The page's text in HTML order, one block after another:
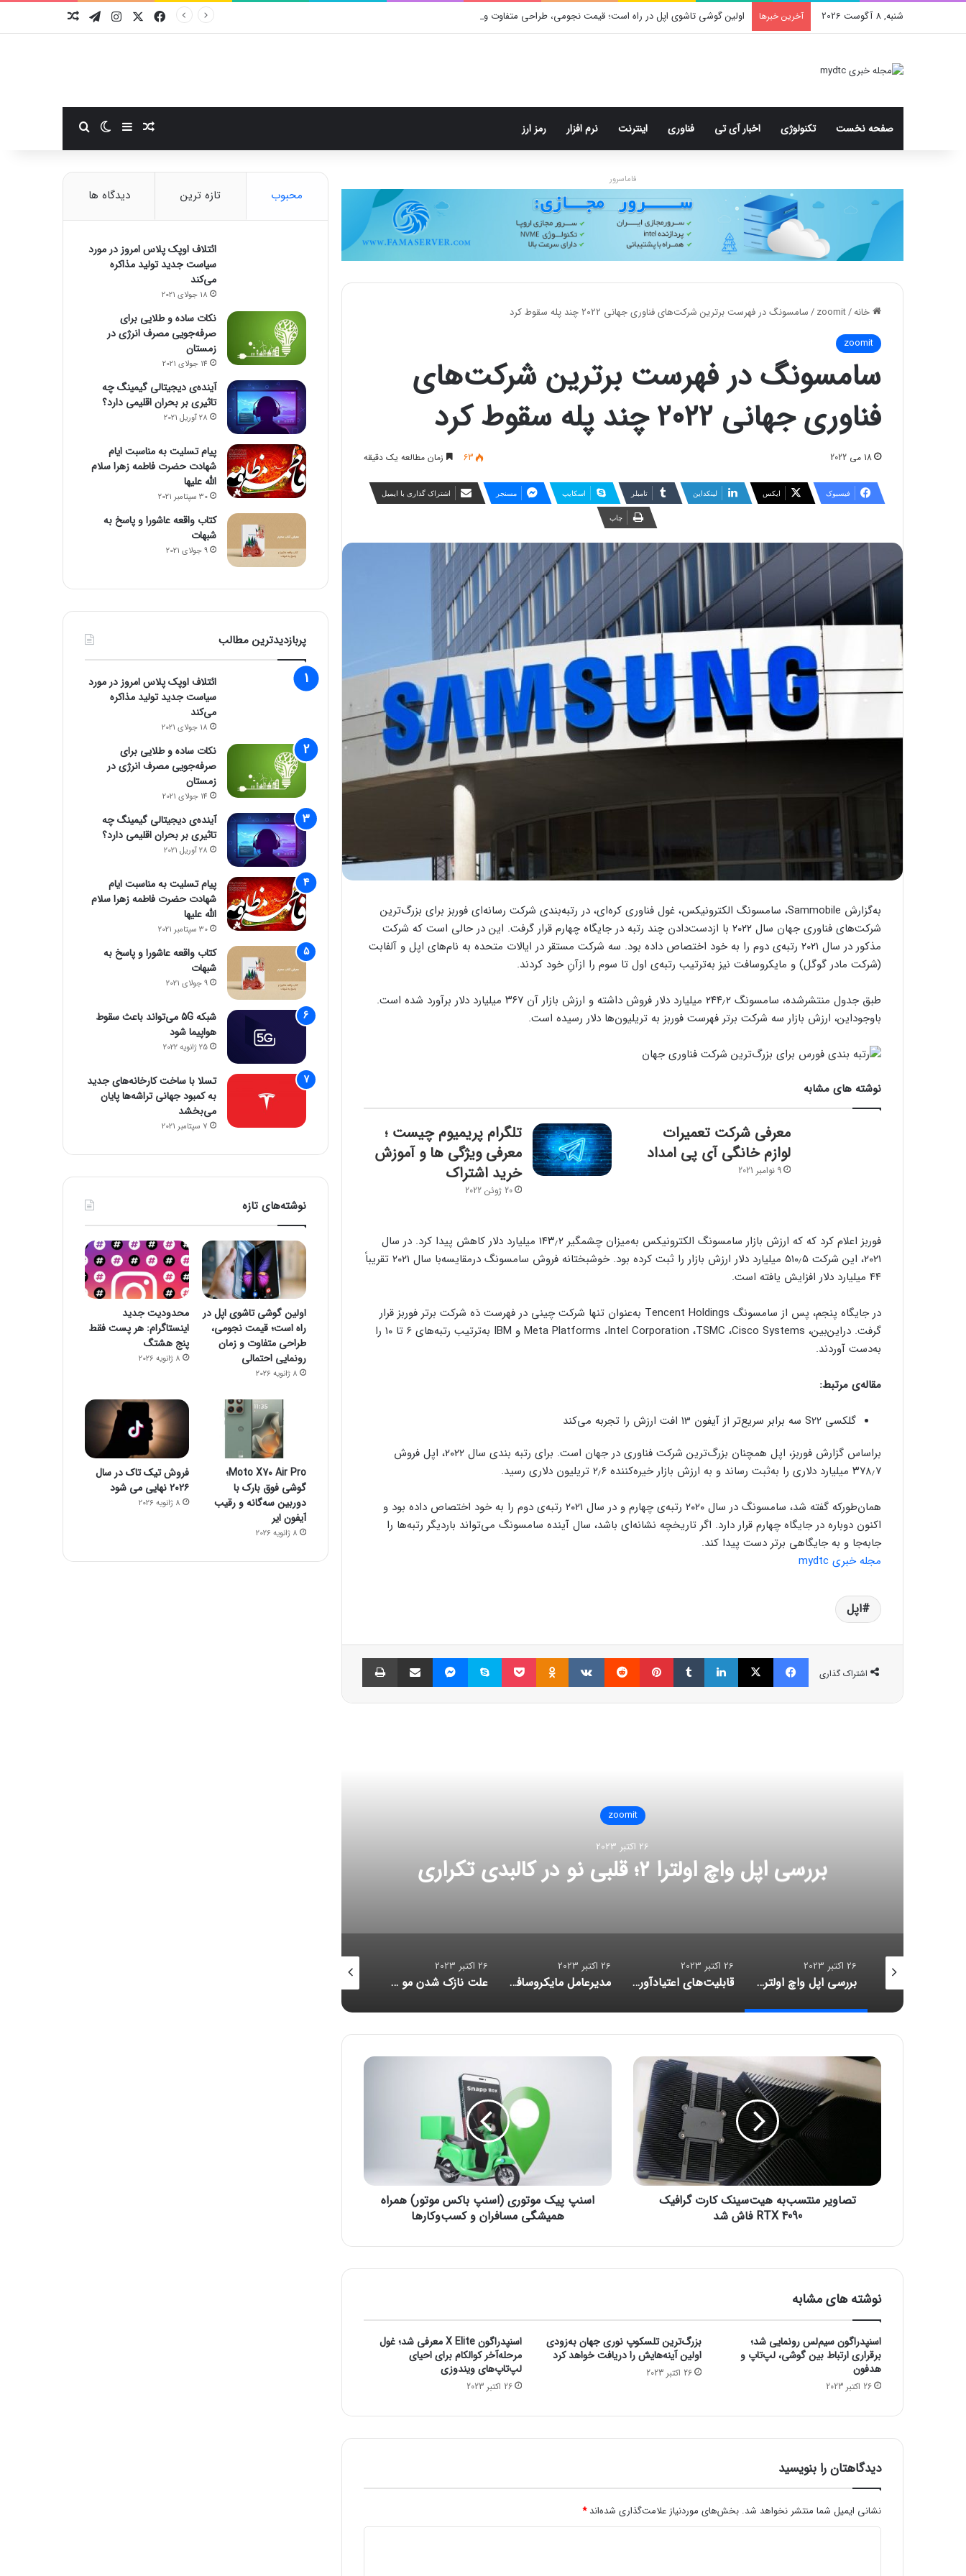
شنبه, 8 آگوست 2026 آخرین خبرها اولین گوشی تاشوی اپل در راه است؛ قیمت نجومی، طراحی متفاوت و زمان رونمایی احتمالی فیسبوکایکس اینستاگرام
تلگرام
صفحه نخست تکنولوژی اخبار آی تی فناوری اینترنت نرم افزار رمز ارز نوشته تصادفی
سایدبارتغییر پوسته
فاماسرور
خانه/
zoomit
/سامسونگ در فهرست برترین شرکت‌های فناوری جهانی ۲۰۲۲ چند پله سقوط کرد
zoomit
سامسونگ در فهرست برترین شرکت‌های
فناوری جهانی ۲۰۲۲ چند پله سقوط کرد
18 می 2022 63 زمان مطالعه یک دقیقه
فیسبوک ایکس لینکداین تامبلر اسکایپ مسنجر اشتراک گذاری با ایمیل
چاپ
به‌گزارش Sammobile، سامسونگ الکترونیکس، غول فناوری کره‌ای، در رتبه‌بندی شرکت رسانه‌ای فوربز برای بزرگ‌ترین
شرکت‌های فناوری جهان سال ۲۰۲۲ با ازدست‌دادن چند رتبه در جایگاه چهارم قرار گرفت. این در حالی است که شرکت
مذکور در سال ۲۰۲۱ رتبه‌ی دوم را به خود اختصاص داده بود. سه شرکت مستقر در ایالات متحده به نام‌های اپل و آلفابت
(شرکت مادر گوگل) و مایکروسافت نیز به‌ترتیب رتبه‌ی اول تا سوم را ازآنِ خود کردند.
طبق جدول منتشرشده، سامسونگ ۲۴۴٫۲ میلیارد دلار فروش داشته و ارزش بازار آن ۳۶۷ میلیارد دلار برآورد شده است.
باوجوداین، ارزش بازار سه شرکت برتر فهرست فوربز به تریلیون‌ها دلار رسیده است.
نوشته های مشابه
معرفی شرکت تعمیرات
لوازم خانگی آی پی امداد
9 نوامبر 2021
تلگرام پریمیوم چیست ؛
معرفی ویژگی ها و آموزش
خرید اشتراک
20 ژوئن 2022
فوربز اعلام کرد که که ارزش بازار سامسونگ الکترونیکس به‌میزان چشمگیر ۱۴۳٫۲ میلیارد دلار کاهش پیدا کرد. در سال
۲۰۲۱، این شرکت ۵۱۰٫۵ میلیارد دلار ارزش بازار را ثبت کرده بود. خوشبختانه فروش سامسونگ درمقایسه‌با سال ۲۰۲۱ تقریباً
۴۴ میلیارد دلار افزایش یافته است.
در جایگاه پنجم، پس از سامسونگ Tencent Holdings به‌عنوان تنها شرکت چینی در فهرست دَه شرکت برتر فوربز قرار
گرفت. در‌این‌بین، Meta Platforms ،‌Intel Corporation ،‌TSMC ،‌Cisco Systems و IBM به‌ترتیب رتبه‌های ۶ تا ۱۰ را
به‌دست آوردند.
مقاله‌ی مرتبط:
گلکسی S22 سه برابر سریع‌تر از آیفون 13 افت ارزش را تجربه می‌کند
براساس گزارش فوربز، اپل همچنان بزرگ‌ترین شرکت فناوری در جهان است. برای رتبه بندی سال ۲۰۲۲، اپل فروش
۳۷۸٫۷ میلیارد دلاری را به‌ثبت رساند و به ارزش بازار خیره‌کننده ۲٫۶ تریلیون دلاری رسید.
همان‌طورکه گفته شد، سامسونگ در سال ۲۰۲۰ رتبه‌ی چهارم و در سال ۲۰۲۱ رتبه‌ی دوم را به خود اختصاص داده بود و
اکنون دوباره در جایگاه چهارم قرار دارد. اگر تاریخچه نشانه‌ای باشد، سال آینده سامسونگ می‌تواند باردیگر رتبه‌ها را
جابه‌جا و به جایگاهی برتر دست پیدا کند.
مجله خبری mydtc
اپل
اشتراک گذاری
فیسبوک ایکس لینکداین تامبلر پینتریست Reddit
VKontakte
Odnoklassniki پاکت اسکایپ مسنجر اشتراک گذاری با ایمیل
قابلیت‌های اعتیادآور اینستاگرام، متا را دادگاهی می‌کنند
بررسی اپل واچ اولترا ۲؛ قلبی نو در کالبدی تکراری
26 اکتبر 2023
قابلیت‌های اعتیادآور اینستاگرام، متا را دادگاهی می‌کنند
26 اکتبر 2023
مدیرعامل مایکروسافت: خروج از بازار موبایل «اشتباهی استراتژیک» بود
26 اکتبر 2023 26 اکتبر 2023
ت
ا
و
ت
ه
س
ی
ن
ک
ک
ا
ر
ف
ی
R
T
تصاویر منتسب‌به هیت‌سینک کارت گرافیک
RTX 4090 فاش شد
ا
و
ی
پ
ا
و
ه
ر
ا
اسنپ پیک موتوری (اسنپ باکس موتور) همراه
همیشگی مسافران و کسب‌وکارها
نوشته های مشابه
اسنپدراگون سیم‌لس رونمایی شد؛
برقراری ارتباط بین گوشی، لپ‌تاپ و
هدفون
26 اکتبر 2023
بزرگ‌ترین تلسکوپ نوری جهان به‌زودی
اولین آینه‌هایش را دریافت خواهد کرد
26 اکتبر 2023
اسنپدراگون X Elite معرفی شد؛ غول
مرحله‌آخر کوالکام برای احیای
لپ‌تاپ‌های ویندوزی
26 اکتبر 2023
دیدگاهتان را بنویسید
نشانی ایمیل شما منتشر نخواهد شد. بخش‌های موردنیاز علامت‌گذاری شده‌اند*
محبوب تازه ترین دیدگاه ها
ائتلاف اوپک پلاس امروز در مورد
سیاست جدید تولید مذاکره
می‌کند
18 جولای 2021
نکات ساده و طلایی برای
صرفه‌جویی مصرف انرژی در
زمستان
14 جولای 2021
آینده‌ی دیجیتالی گیمینگ چه
تاثیری بر بحران اقلیمی دارد؟
28 آوریل 2021
پیام تسلیت به مناسبت ایام
شهادت حضرت فاطمه زهرا سلام
الله علیها
30 سپتامبر 2021
کتاب واقعه عاشورا و پاسخ به
شبهات
9 جولای 2021
پربازدیدترین مطالب
ائتلاف اوپک پلاس امروز در مورد
سیاست جدید تولید مذاکره
می‌کند
18 جولای 2021
نکات ساده و طلایی برای
صرفه‌جویی مصرف انرژی در
زمستان
14 جولای 2021
آینده‌ی دیجیتالی گیمینگ چه
تاثیری بر بحران اقلیمی دارد؟
28 آوریل 2021
پیام تسلیت به مناسبت ایام
شهادت حضرت فاطمه زهرا سلام
الله علیها
30 سپتامبر 2021
کتاب واقعه عاشورا و پاسخ به
شبهات
9 جولای 2021
شبکه 5G می‌تواند باعث سقوط
هواپیما شود
25 ژانویه 2022
تسلا با ساخت کارخانه‌های جدید
به کمبود جهانی تراشه‌ها پایان
می‌بخشد
7 سپتامبر 2021
نوشته‌های تازه
اولین گوشی تاشوی اپل در
راه است؛ قیمت نجومی،
طراحی متفاوت و زمان
رونمایی احتمالی
8 ژانویه 2026
محدودیت جدید
اینستاگرام: هر پست فقط
پنج هشتگ
8 ژانویه 2026
Moto X70 Air Pro؛
گوشی فوق بارک با
دوربین سه‌گانه و رقیب
آیفون ایر
8 ژانویه 2026
فروش تیک تاک در سال
۲۰۲۶ نهایی می شود
8 ژانویه 2026